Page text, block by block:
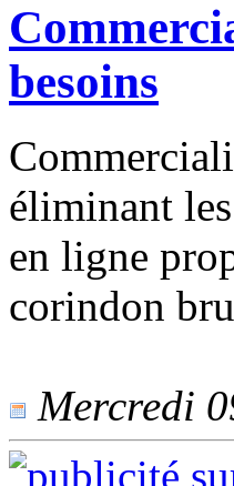
besoins
éliminant
en ligne
corindon
Mercredi